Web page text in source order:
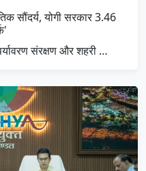
सौंदर्य, योगी सरकार 3.46
संरक्षण और शहरी …